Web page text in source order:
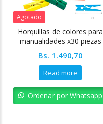
Agotado
Horquillas de colores para
manualidades x30 piezas
Bs. 1.490,70
Read more
Ordenar por Whatsapp